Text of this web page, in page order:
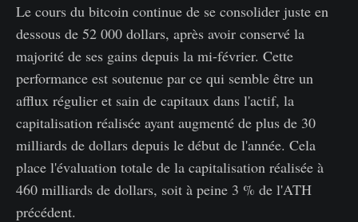
Le cours du bitcoin continue de se consolider juste en
dessous de 52 000 dollars, après avoir conservé la
majorité de ses gains depuis la mi-février. Cette
performance est soutenue par ce qui semble être un
afflux régulier et sain de capitaux dans l'actif, la
capitalisation réalisée ayant augmenté de plus de 30
milliards de dollars depuis le début de l'année. Cela
place l'évaluation totale de la capitalisation réalisée à
460 milliards de dollars, soit à peine 3 % de l'ATH
précédent.